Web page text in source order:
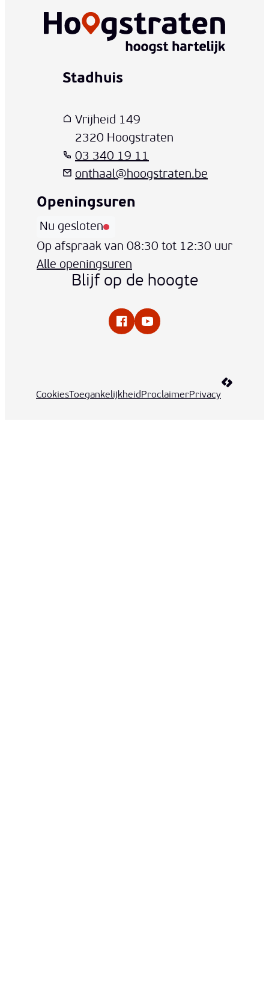
www-contact-text-name
Stadhuis
Adres
Vrijheid 149
,2320 Hoogstraten
03 340 19 11
E-mail
onthaal@hoogstraten.be
Openingsuren
Vandaag
Nu gesloten
Op afspraak van 08:30 tot 12:30 uur
Alle openingsuren
Blijf op de hoogte
FacebookYouTube
Cookies ToegankelijkheidProclaimerPrivacy
LCP nv